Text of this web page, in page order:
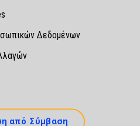
Δεδομένων
από Σύμβαση